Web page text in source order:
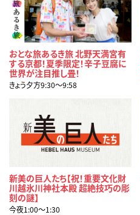
おとな旅あるき旅 北野天満宮有
する京都！夏季限定！辛子豆腐に
世界が注目推し畳！
きょう夕方9:30〜9:58
新美の巨人たち【祝！重要文化財
川越氷川神社本殿 超絶技巧の彫
刻の謎】
今夜1:00〜1:30